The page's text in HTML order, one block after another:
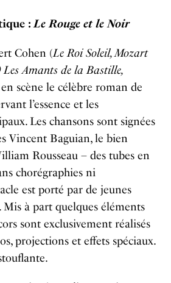
:Le Rouge et le Noir
Cohen (Le Roi Soleil, Mozart
Les Amants de la Bastille,
scène le célèbre roman de
l’essence et les
Les chansons sont signées
Vincent Baguian, le bien
Rousseau – des tubes en
chorégraphies ni
est porté par de jeunes
à part quelques éléments
sont exclusivement réalisés
projections et effets spéciaux.